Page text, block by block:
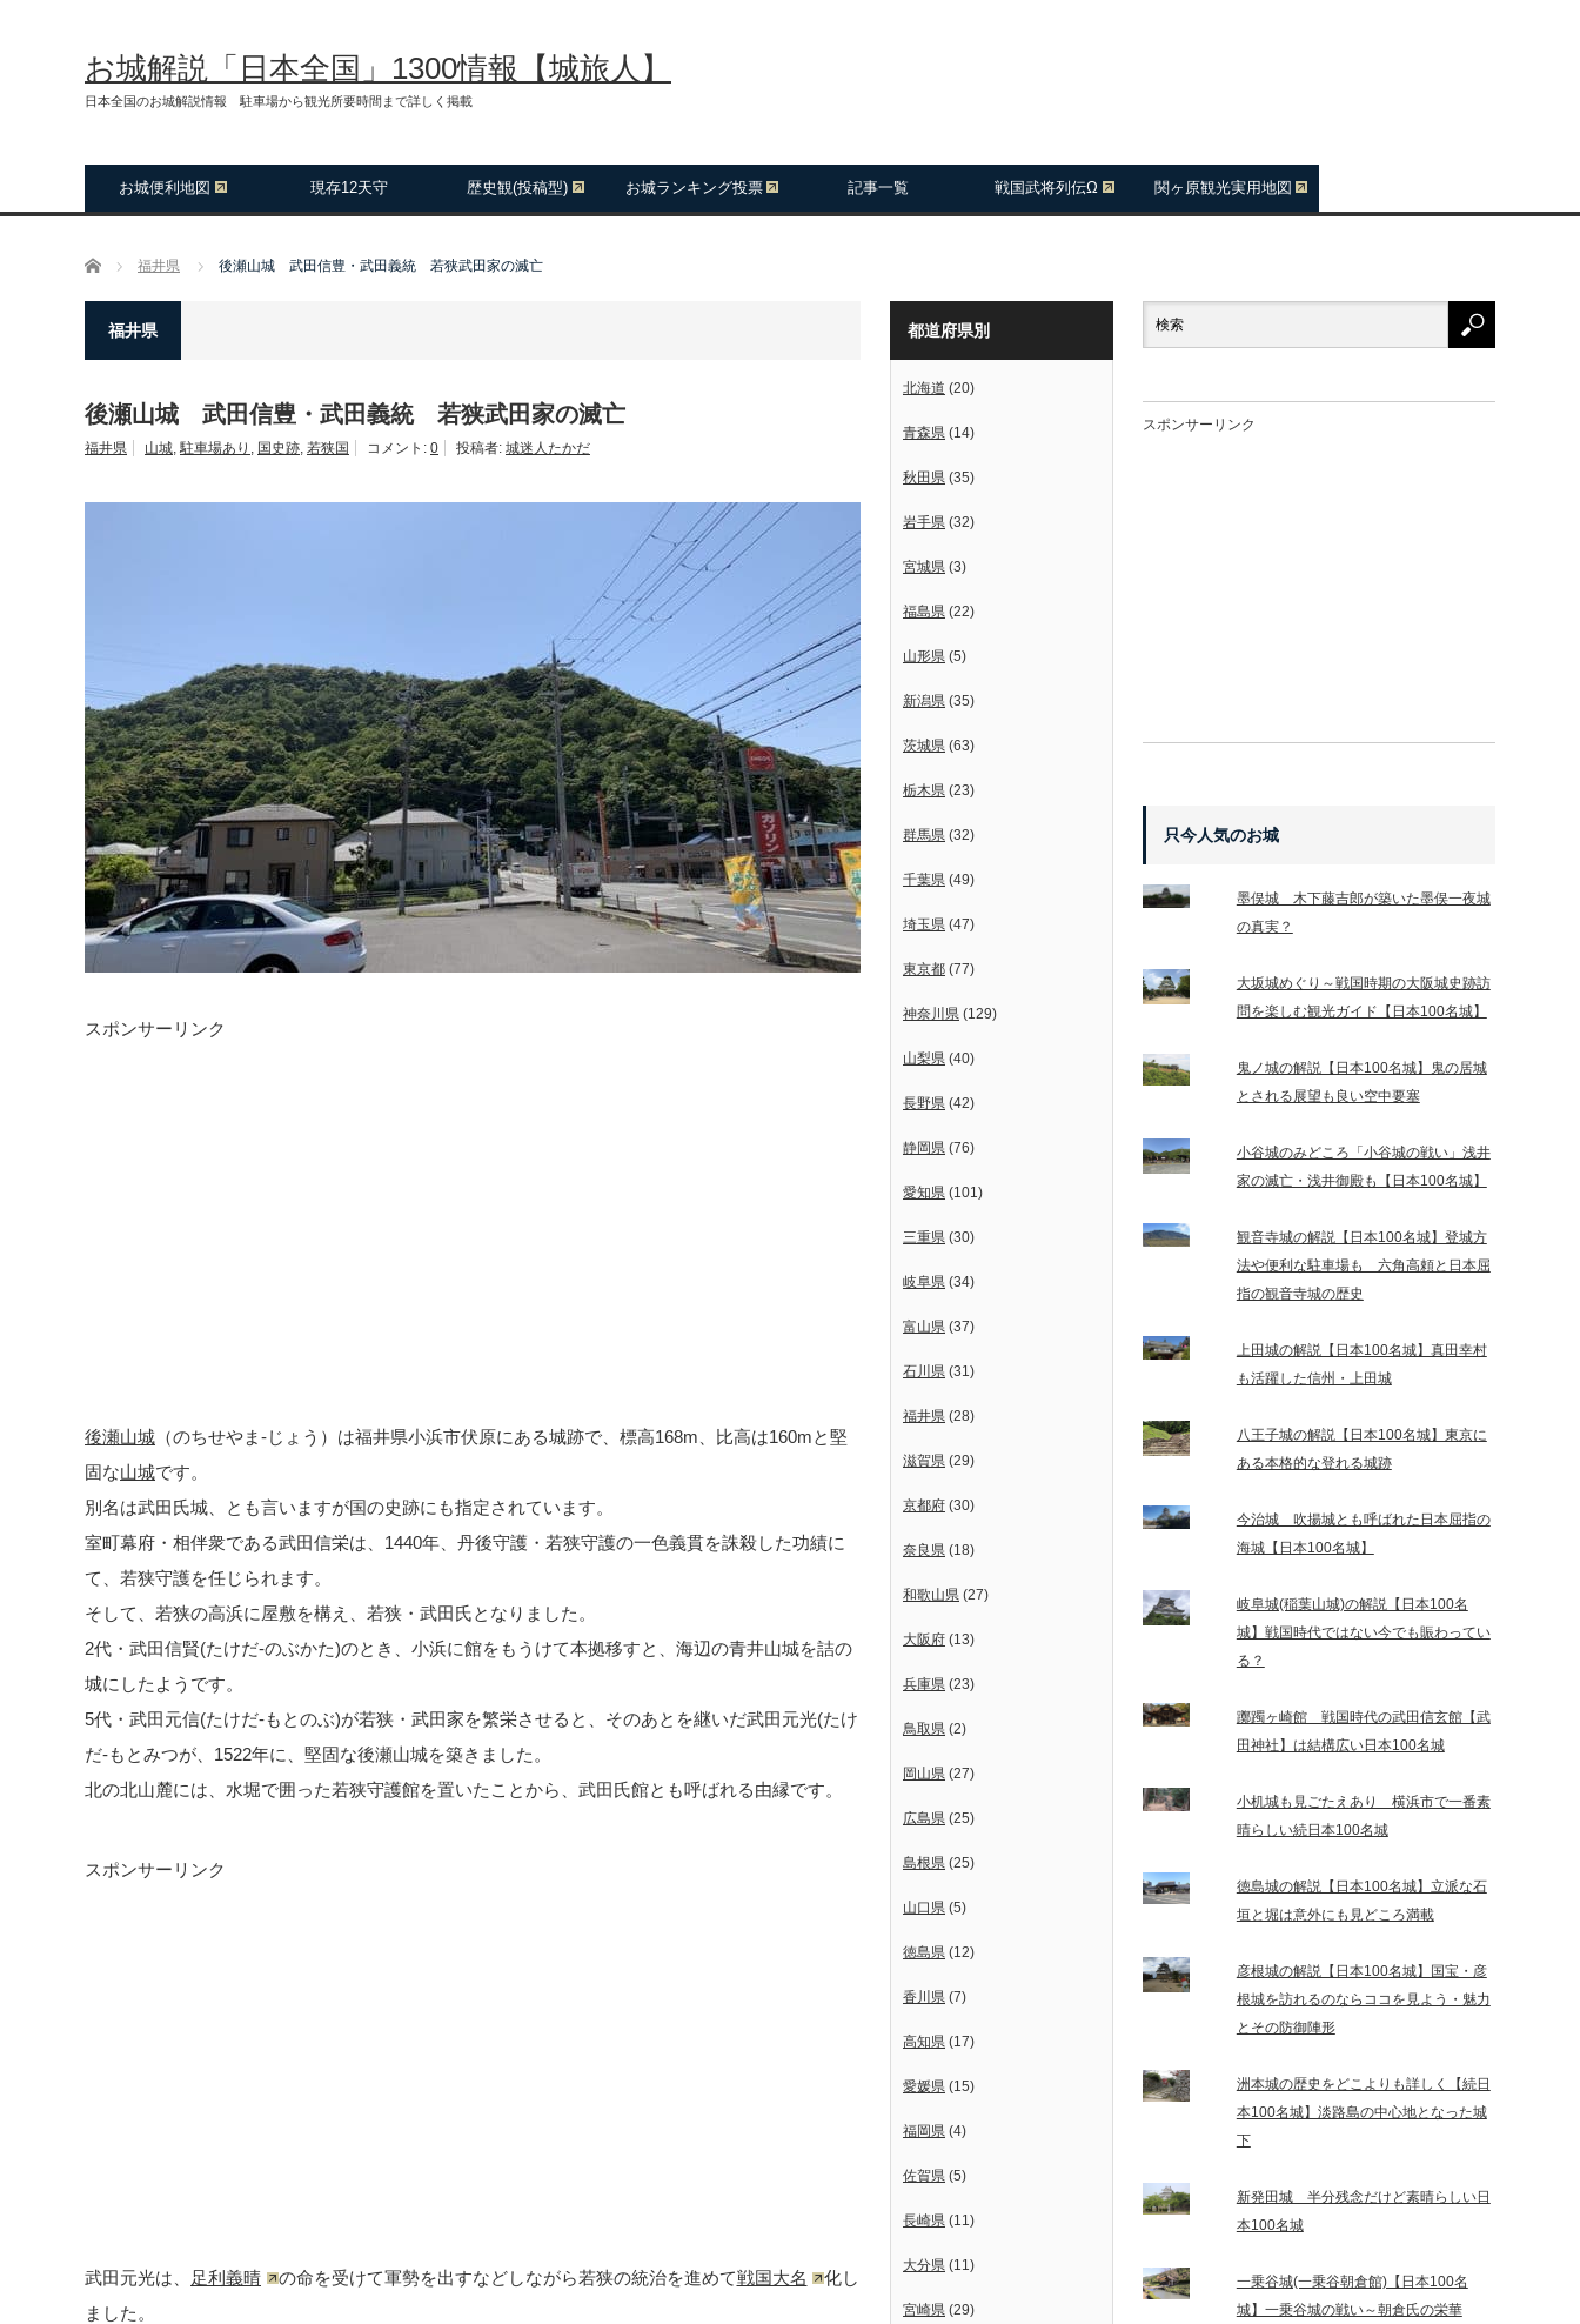
お城解説「日本全国」1300情報【城旅人】
日本全国のお城解説情報 駐車場から観光所要時間まで詳しく掲載
お城便利地図 現存12天守 歴史観(投稿型) お城ランキング投票 記事一覧 戦国武将列伝Ω 関ヶ原観光実用地図
ホーム 福井県 後瀬山城 武田信豊・武田義統 若狭武田家の滅亡
福井県
後瀬山城 武田信豊・武田義統 若狭武田家の滅亡
福井県 山城,駐車場あり , 国史跡, 若狭国 コメント: 0 投稿者: 城迷人たかだ
スポンサーリンク
後瀬山城 （のちせやま-じょう）は福井県小浜市伏原にある城跡で、標高168m、比高は160mと堅
固な山城です。
別名は武田氏城、とも言いますが国の史跡にも指定されています。
室町幕府・相伴衆である武田信栄は、1440年、丹後守護・若狭守護の一色義貫を誅殺した功績に
て、若狭守護を任じられます。
そして、若狭の高浜に屋敷を構え、若狭・武田氏となりました。
2代・武田信賢(たけだ-のぶかた)のとき、小浜に館をもうけて本拠移すと、海辺の青井山城を詰の
城にしたようです。
5代・武田元信(たけだ-もとのぶ)が若狭・武田家を繁栄させると、そのあとを継いだ武田元光(たけ
だ-もとみつが、1522年に、堅固な後瀬山城を築きました。
北の北山麓には、水堀で囲った若狭守護館を置いたことから、武田氏館とも呼ばれる由縁です。
スポンサーリンク
武田元光は、 足利義晴 の命を受けて軍勢を出すなどしながら若狭の統治を進めて戦国大名
化し
ました。
都道府県別
北海道 (20)
青森県 (14)
秋田県 (35)
岩手県 (32)
宮城県 (3)
福島県 (22)
山形県 (5)
新潟県 (35)
茨城県 (63)
栃木県 (23)
群馬県 (32)
千葉県 (49)
埼玉県 (47)
東京都 (77)
神奈川県 (129)
山梨県 (40)
長野県 (42)
静岡県 (76)
愛知県 (101)
三重県 (30)
岐阜県 (34)
富山県 (37)
石川県 (31)
福井県 (28)
滋賀県 (29)
京都府 (30)
奈良県 (18)
和歌山県 (27)
大阪府 (13)
兵庫県 (23)
鳥取県 (2)
岡山県 (27)
広島県 (25)
島根県 (25)
山口県 (5)
徳島県 (12)
香川県 (7)
高知県 (17)
愛媛県 (15)
福岡県 (4)
佐賀県 (5)
長崎県 (11)
大分県 (11)
宮崎県 (29)
スポンサーリンク
只今人気のお城
墨俣城 木下藤吉郎が築いた墨俣一夜城
の真実？
大坂城めぐり～戦国時期の大阪城史跡訪
問を楽しむ観光ガイド【日本100名城】
鬼ノ城の解説【日本100名城】鬼の居城
とされる展望も良い空中要塞
小谷城のみどころ「小谷城の戦い」浅井
家の滅亡・浅井御殿も【日本100名城】
観音寺城の解説【日本100名城】登城方
法や便利な駐車場も 六角高頼と日本屈
指の観音寺城の歴史
上田城の解説【日本100名城】真田幸村
も活躍した信州・上田城
八王子城の解説【日本100名城】東京に
ある本格的な登れる城跡
今治城 吹揚城とも呼ばれた日本屈指の
海城【日本100名城】
岐阜城(稲葉山城)の解説【日本100名
城】戦国時代ではない今でも賑わってい
る？
躑躅ヶ崎館 戦国時代の武田信玄館【武
田神社】は結構広い日本100名城
小机城も見ごたえあり 横浜市で一番素
晴らしい続日本100名城
徳島城の解説【日本100名城】立派な石
垣と堀は意外にも見どころ満載
彦根城の解説【日本100名城】国宝・彦
根城を訪れるのならココを見よう・魅力
とその防御陣形
洲本城の歴史をどこよりも詳しく【続日
本100名城】淡路島の中心地となった城
下
新発田城 半分残念だけど素晴らしい日
本100名城
一乗谷城(一乗谷朝倉館)【日本100名
城】一乗谷城の戦い～朝倉氏の栄華